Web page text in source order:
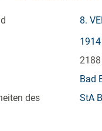
8.
2188
Bad
des
StA